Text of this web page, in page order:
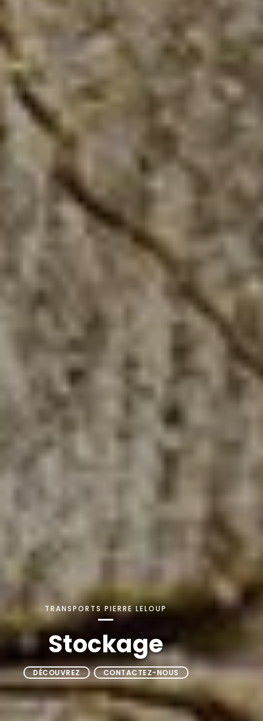
TRANSPORTS PIERRE LELOUP
Stockage
DÉCOUVREZ CONTACTEZ-NOUS